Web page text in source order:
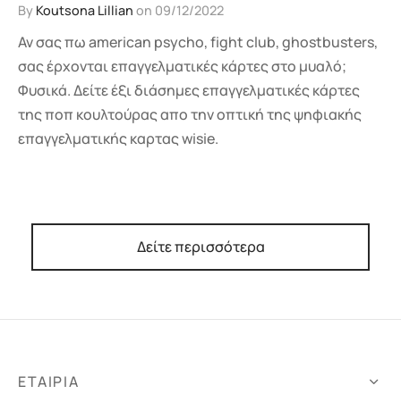
By Koutsona Lillian on 09/12/2022
Αν σας πω american psycho, fight club, ghostbusters,
σας έρχονται επαγγελματικές κάρτες στο μυαλό;
Φυσικά. Δείτε έξι διάσημες επαγγελματικές κάρτες
της ποπ κουλτούρας απο την οπτική της ψηφιακής
επαγγελματικής καρτας wisie.
Δείτε περισσότερα
ΕΤΑΙΡΙΑ